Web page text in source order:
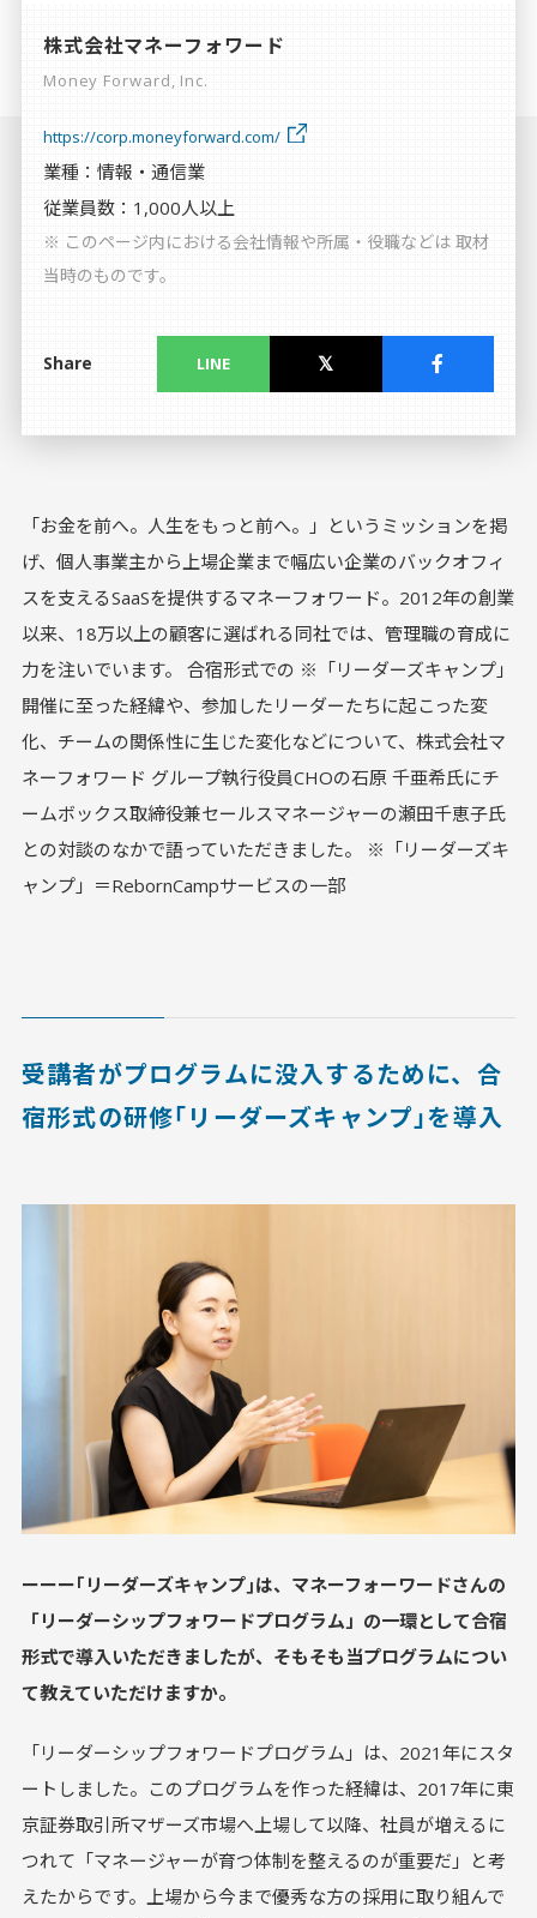
株式会社マネーフォワード
Money Forward, Inc.
https://corp.moneyforward.com/
業種：情報・通信業
従業員数：1,000人以上
※ このページ内における会社情報や所属・役職などは 取材
当時のものです。
Share LINE
「お金を前へ。人生をもっと前へ。」というミッションを掲
げ、個人事業主から上場企業まで幅広い企業のバックオフィ
スを支えるSaaSを提供するマネーフォワード。2012年の創業
以来、18万以上の顧客に選ばれる同社では、管理職の育成に
力を注いでいます。 合宿形式での ※「リーダーズキャンプ」
開催に至った経緯や、参加したリーダーたちに起こった変
化、チームの関係性に生じた変化などについて、株式会社マ
ネーフォワード グループ執行役員CHOの石原 千亜希氏にチ
ームボックス取締役兼セールスマネージャーの瀬田千恵子氏
との対談のなかで語っていただきました。 ※「リーダーズキ
ャンプ」＝RebornCampサービスの一部
受講者がプログラムに没入するために、合
宿形式の研修｢リーダーズキャンプ｣を導入
ーーー｢リーダーズキャンプ｣は、マネーフォーワードさんの
「リーダーシップフォワードプログラム」の一環として合宿
形式で導入いただきましたが、そもそも当プログラムについ
て教えていただけますか。
「リーダーシップフォワードプログラム」は、2021年にスタ
ートしました。このプログラムを作った経緯は、2017年に東
京証券取引所マザーズ市場へ上場して以降、社員が増えるに
つれて「マネージャーが育つ体制を整えるのが重要だ」と考
えたからです。上場から今まで優秀な方の採用に取り組んで